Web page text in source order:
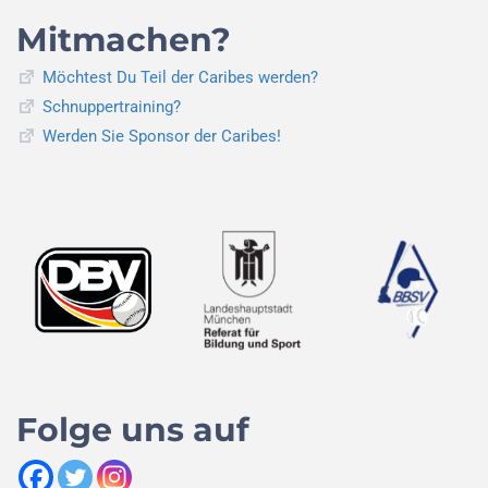
Mitmachen?
Möchtest Du Teil der Caribes werden?
Schnuppertraining?
Werden Sie Sponsor der Caribes!
Folge uns auf